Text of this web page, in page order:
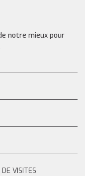
notre mieux pour